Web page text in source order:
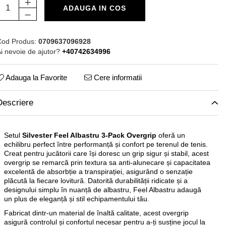
ADAUGA IN COS
Produs: 0709637096928
nevoie de ajutor? +40742634996
Adauga la Favorite Cere informatii
Setul Silvester Feel Albastru 3-Pack Overgrip oferă un
echilibru perfect între performanță și confort pe terenul de tenis.
Creat pentru jucătorii care își doresc un grip sigur și stabil, acest
overgrip se remarcă prin textura sa anti-alunecare și capacitatea
excelentă de absorbție a transpirației, asigurând o senzație
plăcută la fiecare lovitură. Datorită durabilității ridicate și a
designului simplu în nuanță de albastru, Feel Albastru adaugă
un plus de eleganță și stil echipamentului tău.
Fabricat dintr-un material de înaltă calitate, acest overgrip
asigură controlul și confortul necesar pentru a-ți susține jocul la